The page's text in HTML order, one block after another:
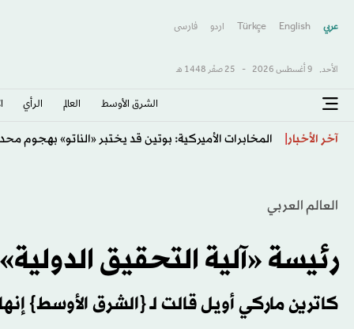
عربي English
Türkçe اردو فارسى
الأحد, 9 أغسطس 2026 - 25 صفَر 1448 هـ
الشرق الأوسط​ العالم الرأي
آخر الأخبار أميركا: رحلة تابعة لـ«دلتا» تهبط اضطرارياً في أتلانتا
العالم العربي
رئيسة «آلية التحقيق
كاترين ماركي أويل قالت لـ {الشرق الأوسط}